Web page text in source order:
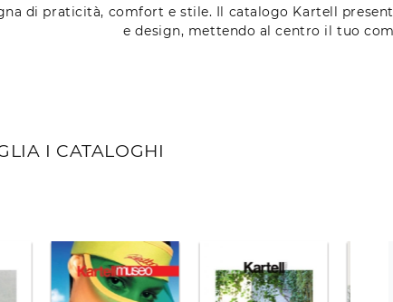
di praticità, comfort e stile. Il catalogo Kartell
e design, mettendo al centro il tuo
I CATALOGHI